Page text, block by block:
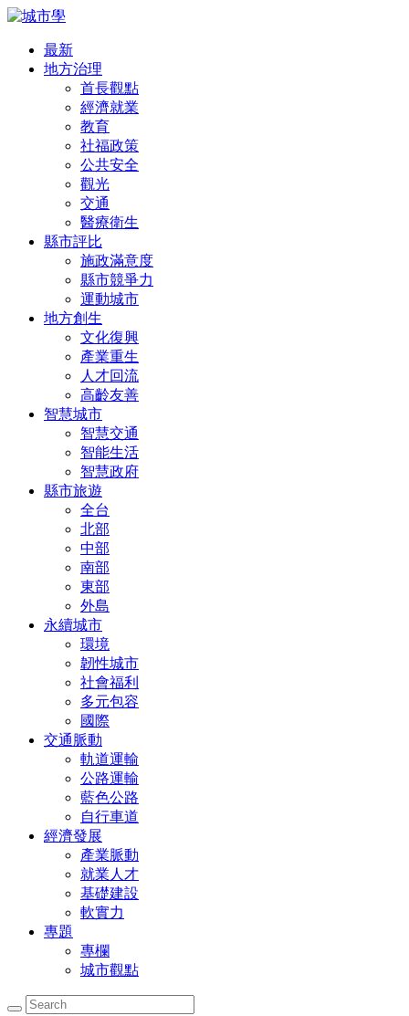
最新
地方治理
首長觀點
經濟就業
教育
社福政策
公共安全
觀光
交通
醫療衛生
縣市評比
施政滿意度
縣市競爭力
運動城市
地方創生
文化復興
產業重生
人才回流
高齡友善
智慧城市
智慧交通
智能生活
智慧政府
縣市旅遊
全台
北部
中部
南部
東部
外島
永續城市
環境
韌性城市
社會福利
多元包容
國際
交通脈動
軌道運輸
公路運輸
藍色公路
自行車道
經濟發展
產業脈動
就業人才
基礎建設
軟實力
專題
專欄
城市觀點